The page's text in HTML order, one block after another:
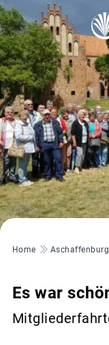
Pfadnavigation
Home Aschaffenburg
Es war